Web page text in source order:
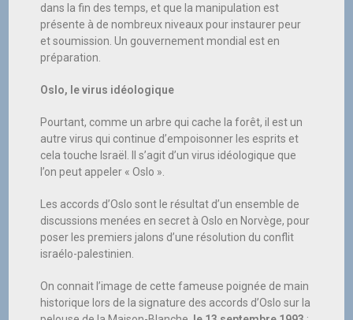
dans la fin des temps, et que la manipulation est
présente à de nombreux niveaux pour instaurer peur
et soumission. Un gouvernement mondial est en
préparation.
Oslo, le virus idéologique
Pourtant, comme un arbre qui cache la forêt, il est un
autre virus qui continue d’empoisonner les esprits et
cela touche Israël. Il s’agit d’un virus idéologique que
l’on peut appeler « Oslo ».
Les accords d’Oslo sont le résultat d’un ensemble de
discussions menées en secret à Oslo en Norvège, pour
poser les premiers jalons d’une résolution du conflit
israélo-palestinien.
On connait l’image de cette fameuse poignée de main
historique lors de la signature des accords d’Oslo sur la